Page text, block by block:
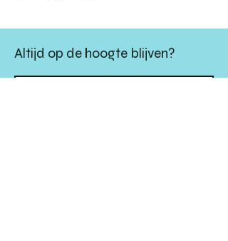
Altijd op de hoogte blijven?